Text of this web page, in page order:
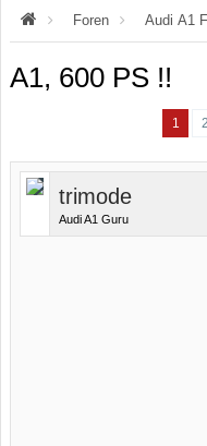
Foren Audi A1
A1, 600 PS !!
1 2
trimode
Audi A1 Guru